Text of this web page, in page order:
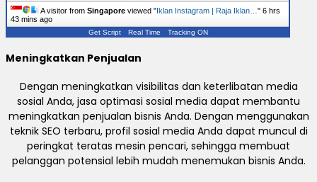
A visitor from Singapore viewed " Iklan Instagram | Raja Iklan… " 6 hrs
43 mins ago
Get Script Real Time Tracking ON
Meningkatkan Penjualan
Dengan meningkatkan visibilitas dan keterlibatan media
sosial Anda, jasa optimasi sosial media dapat membantu
meningkatkan penjualan bisnis Anda. Dengan menggunakan
teknik SEO terbaru, profil sosial media Anda dapat muncul di
peringkat teratas mesin pencari, sehingga membuat
pelanggan potensial lebih mudah menemukan bisnis Anda.